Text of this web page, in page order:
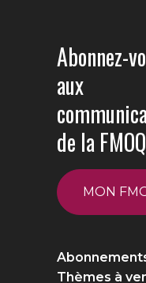
Abonnez-
aux
de la FMOQ
MON
Thèmes à